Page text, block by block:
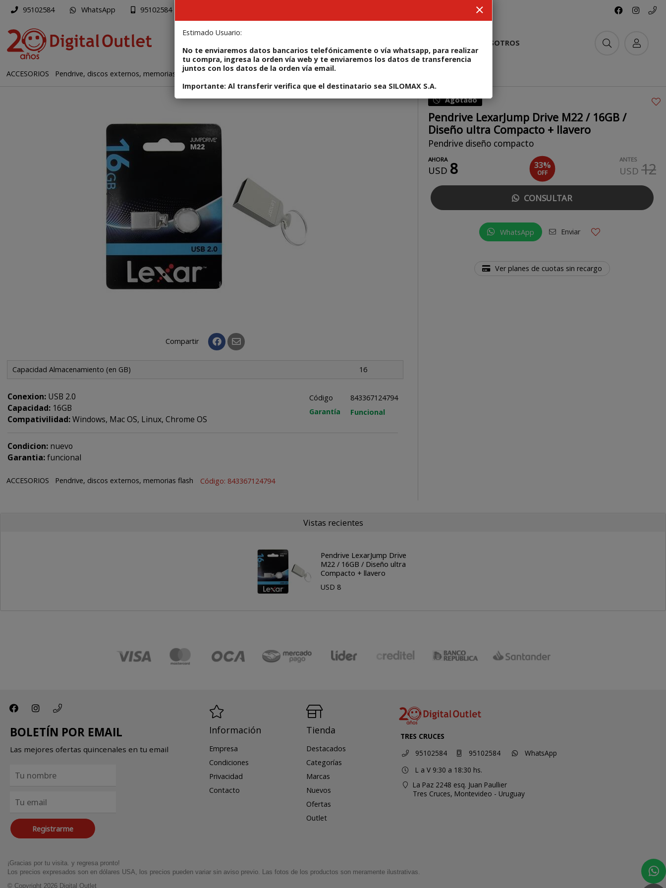
Estimado Usuario:
No te enviaremos datos bancarios telefónicamente o vía whatsapp, para realizar
tu compra, ingresa la orden vía web y te enviaremos los datos de transferencia
juntos con los datos de la orden vía email.
Importante: Al transferir verifica que el destinatario sea SILOMAX S.A.
95102584 WhatsApp 95102584
NOSOTROS
ACCESORIOS Pendrive, discos externos, memorias flash Código: 843367124794
Compartir
Capacidad Almacenamiento (en GB) 16
Código
843367124794
Garantía
Funcional
Conexion: USB 2.0
Capacidad: 16GB
Compativilidad:Windows, Mac OS, Linux, Chrome OS
Condicion: nuevo
Garantia:funcional
ACCESORIOS Pendrive, discos externos, memorias flash Código: 843367124794
Agotado
Pendrive LexarJump Drive M22 / 16GB /
Diseño ultra Compacto + llavero
Pendrive diseño compacto
33%
OFF
ANTES
USD 12
AHORA
USD 8
CONSULTAR
WhatsApp Enviar
Ver planes de cuotas sin recargo
Vistas recientes
Pendrive LexarJump Drive
M22 / 16GB / Diseño ultra
Compacto + llavero
USD 8
BOLETÍN POR EMAIL
Las mejores ofertas quincenales en tu email
Registrarme
Información
Empresa
Condiciones
Privacidad
Contacto
Tienda
Destacados
Categorías
Marcas
Nuevos
Ofertas
Outlet
TRES CRUCES
95102584
95102584
WhatsApp
L a V 9:30 a 18:30 hs.
La Paz 2248 esq. Juan Paullier
Tres Cruces, Montevideo - Uruguay
¡Gracias por tu visita. y regresa pronto!
Los precios expresados son en dólares USA, los precios pueden variar sin aviso previo. Las fotos de los productos son meramente ilustrativas.
© Copyright 2026 Digital Outlet